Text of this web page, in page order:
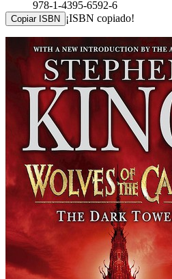
978-1-4395-6592-6
Copiar ISBN ¡ISBN copiado!